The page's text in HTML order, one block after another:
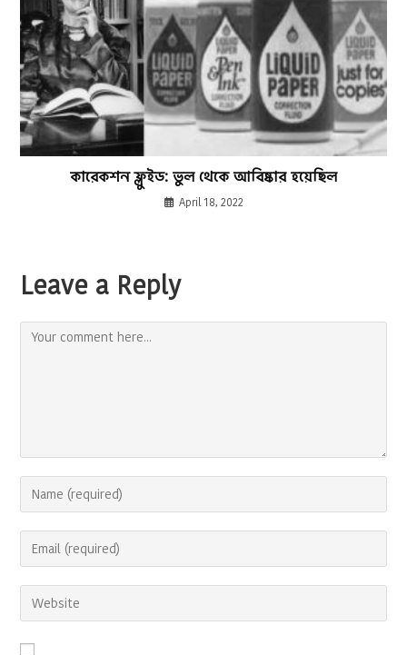
কারেকশন ফ্লুইড: ভুল থেকে আবিষ্কার হয়েছিল
April 18, 2022
Leave a Reply
Comment
your
username
comment
your
address
your